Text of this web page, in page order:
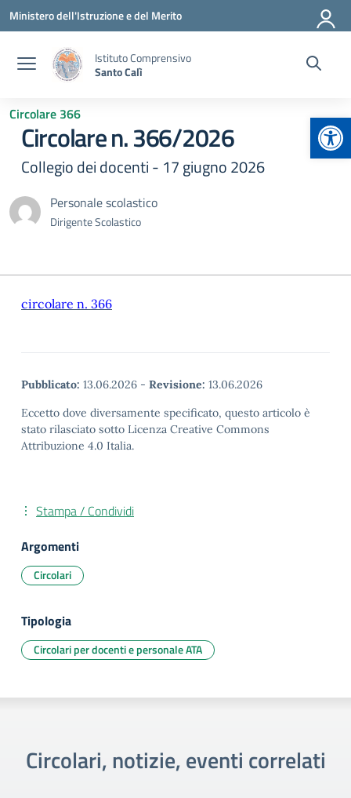
Vai ai contenuti
Vai al menu di navigazione
Vai al footer
Ministero dell'Istruzione e del Merito
Istituto Comprensivo
Santo Calì
Circolare 366
Circolare n. 366/2026
Collegio dei docenti - 17 giugno 2026
Personale scolastico
Dirigente Scolastico
circolare n. 366
Pubblicato: 13.06.2026 - Revisione: 13.06.2026
Eccetto dove diversamente specificato, questo articolo è
stato rilasciato sotto Licenza Creative Commons
Attribuzione 4.0 Italia.
Stampa / Condividi
Argomenti
Circolari
Tipologia
Circolari per docenti e personale ATA
Circolari, notizie, eventi correlati